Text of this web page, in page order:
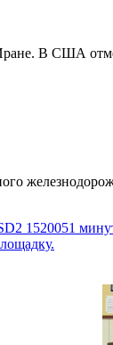
Иране. В США
1520051